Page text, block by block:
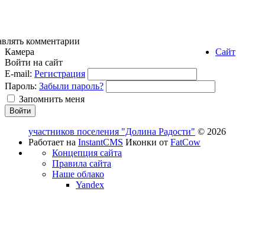
комментарии
Камера
Войти на сайт
E-mail: Регистрация
Пароль: Забыли пароль?
Запомнить меня
Сайт
участников поселения "Долина Радости" © 2026
Работает на InstantCMS Иконки от FatCow
Концепция сайта
Правила сайта
Наше облако
Yandex